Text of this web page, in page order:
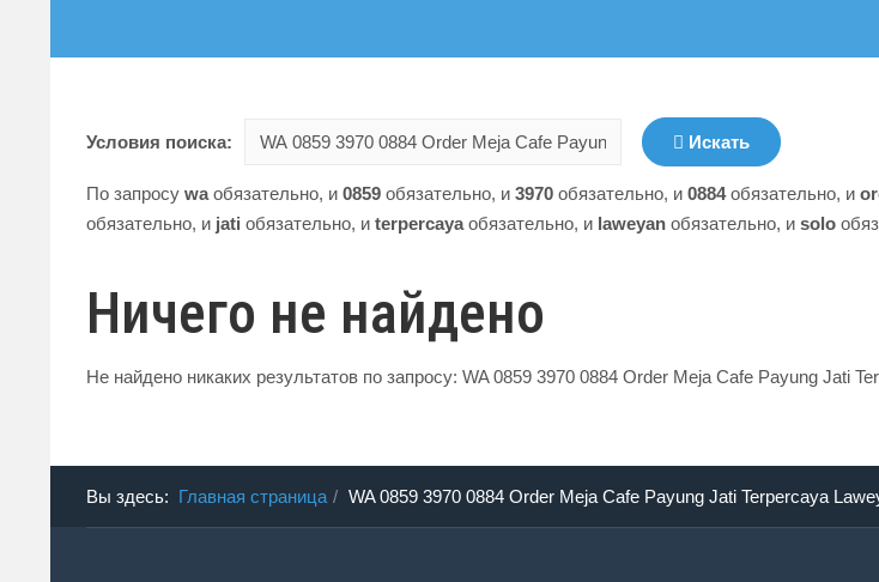
Условия поиска: Искать
По запросу waобязательно, и 0859 обязательно, и 3970 обязательно, и 0884обязательно, и
обязательно, и jati обязательно, и terpercayaобязательно, и laweyan обязательно, и solo
Ничего не найдено
Не найдено никаких результатов по запросу: WA 0859 3970 0884 Order Meja Cafe Payung Jati
Вы здесь: Главная страница WA 0859 3970 0884 Order Meja Cafe Payung Jati Terpercaya